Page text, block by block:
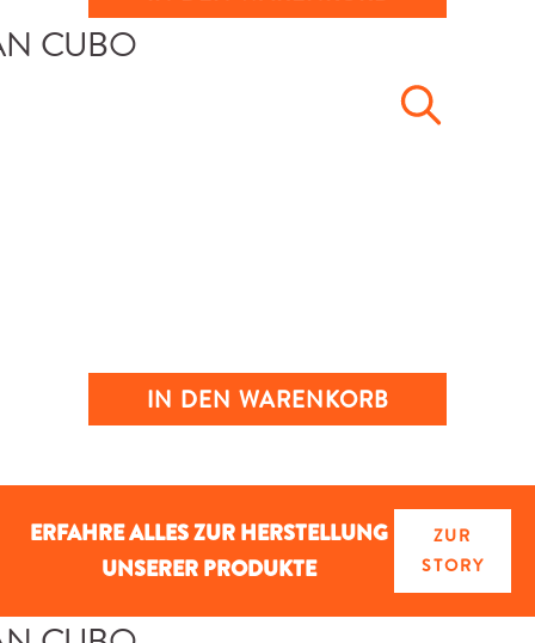
IN DEN WARENKORB
ERFAHRE ALLES ZUR HERSTELLUNG
UNSERER PRODUKTE
ZUR
STORY